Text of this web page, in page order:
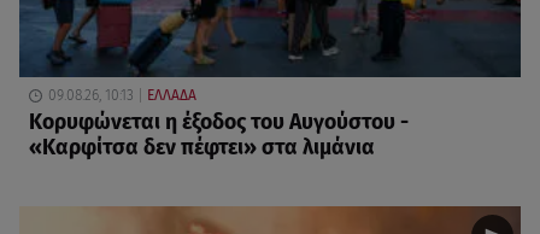
09.08.26, 10:13 ΕΛΛΑΔΑ
Κορυφώνεται η έξοδος του Αυγούστου -
«Καρφίτσα δεν πέφτει» στα λιμάνια